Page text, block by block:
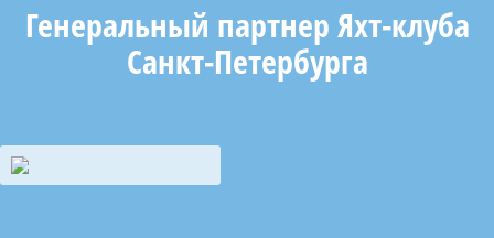
Генеральный партнер Яхт-клуба
Санкт-Петербурга